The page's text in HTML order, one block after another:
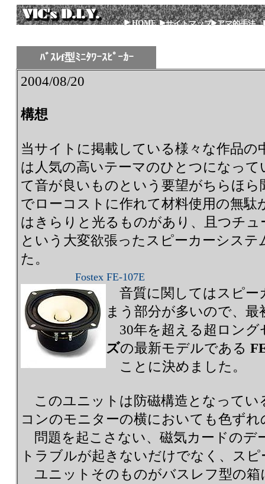
HOME サイトマップ アマ的手法
ﾊﾞｽﾚf型ﾐﾆﾀﾜｰｽﾋﾟｰｶｰ
2004/08/20
構想
当サイトに掲載している様々な作品の
は人気の高いテーマのひとつになっ
て音が良いものという要望がちらほ
でローコストに作れて材料使用の無駄
はきらりと光るものがあり、且つチ
という大変欲張ったスピーカーシス
た。
Fostex FE-107E
音質に関してはスピー
まう部分が多いので、
30年を超える超ロング
ズの最新モデルである
ことに決めました。
このユニットは防磁構造となってい
コンのモニターの横においても色ずれ
問題を起こさない、磁気カードのデ
トラブルが起きないだけでなく、スピ
ユニットそのものがバスレフ型の箱